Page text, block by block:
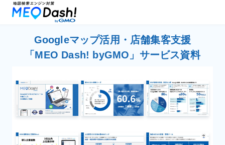
Googleマップ活用・店舗集客支援
「MEO Dash! byGMO」サービス資料